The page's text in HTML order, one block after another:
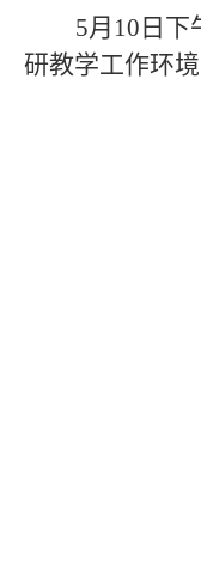
5月10日
研教学工作环